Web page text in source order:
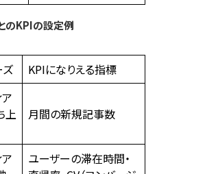
のKPIの設定例
ズ
KPIになりえる指標
上
月間の新規記事数
ユーザーの滞在時間・